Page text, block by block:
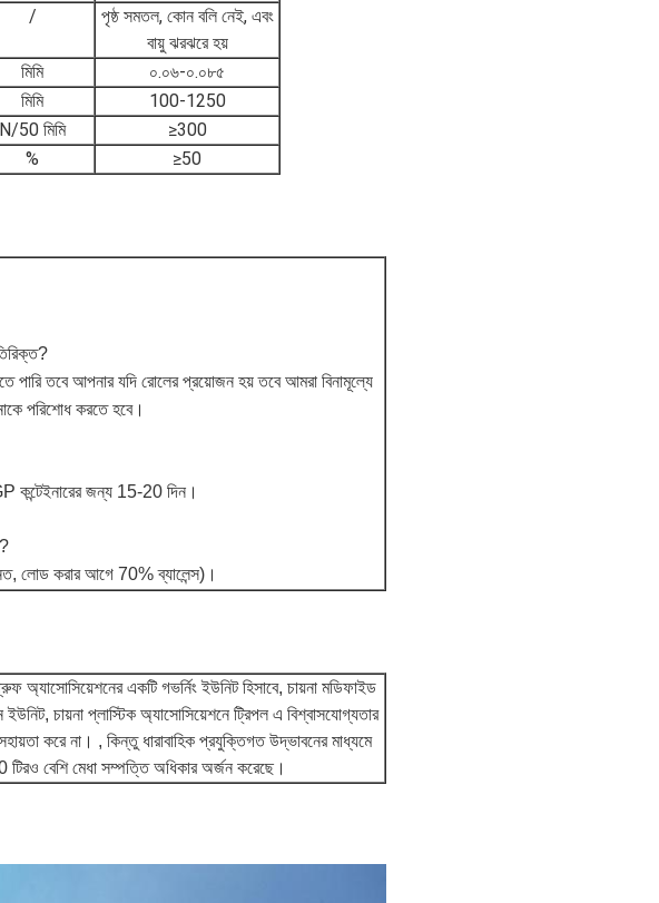
/
পৃষ্ঠ সমতল, কোন বলি নেই, এবং
বায়ু ঝরঝরে হয়
মিমি
০.০৬-০.০৮৫
মিমি
100-1250
N/50 মিমি
≥300
% ≥50
পারি তবে আপনার যদি রোলের প্রয়োজন হয় তবে আমরা বিনামূল্যে
পরিশোধ করতে হবে।
কন্টেইনারের জন্য 15-20 দিন।
লোড করার আগে 70% ব্যালেন্স)।
অ্যাসোসিয়েশনের একটি গভর্নিং ইউনিট হিসাবে, চায়না মডিফাইড
চায়না প্লাস্টিক অ্যাসোসিয়েশনে ট্রিপল এ বিশ্বাসযোগ্যতার
করে না। , কিন্তু ধারাবাহিক প্রযুক্তিগত উদ্ভাবনের মাধ্যমে
বেশি মেধা সম্পত্তি অধিকার অর্জন করেছে।